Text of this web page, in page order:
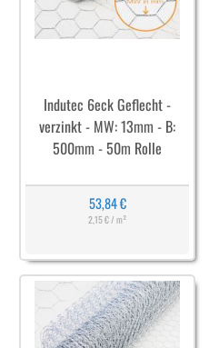
Indutec 6eck Geflecht -
verzinkt - MW: 13mm - B:
500mm - 50m Rolle
53,84 €
2,15 € / m²